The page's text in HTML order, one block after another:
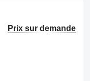
Prix sur demande